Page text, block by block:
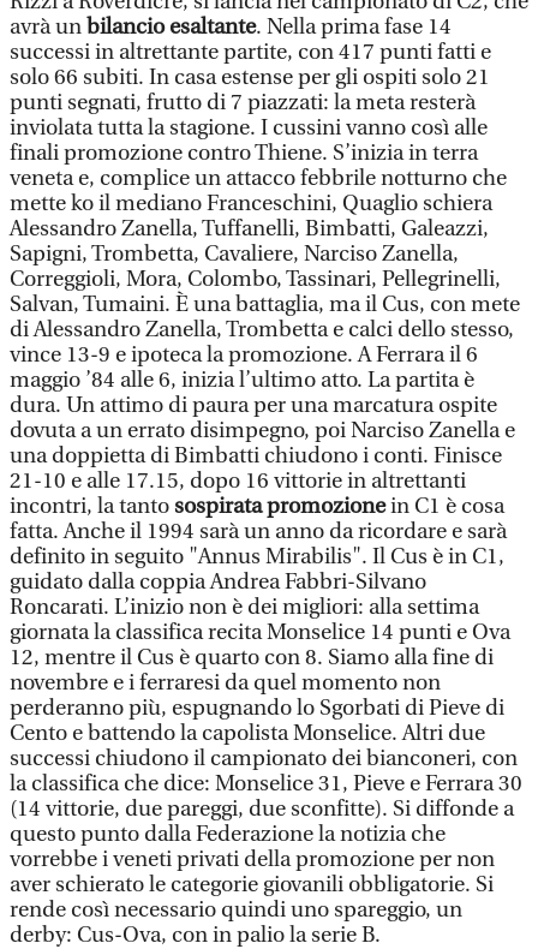
avrà un bilancio esaltante. Nella prima fase 14
successi in altrettante partite, con 417 punti fatti e
solo 66 subiti. In casa estense per gli ospiti solo 21
punti segnati, frutto di 7 piazzati: la meta resterà
inviolata tutta la stagione. I cussini vanno così alle
finali promozione contro Thiene. S’inizia in terra
veneta e, complice un attacco febbrile notturno che
mette ko il mediano Franceschini, Quaglio schiera
Alessandro Zanella, Tuffanelli, Bimbatti, Galeazzi,
Sapigni, Trombetta, Cavaliere, Narciso Zanella,
Correggioli, Mora, Colombo, Tassinari, Pellegrinelli,
Salvan, Tumaini. È una battaglia, ma il Cus, con mete
di Alessandro Zanella, Trombetta e calci dello stesso,
vince 13-9 e ipoteca la promozione. A Ferrara il 6
maggio ’84 alle 6, inizia l’ultimo atto. La partita è
dura. Un attimo di paura per una marcatura ospite
dovuta a un errato disimpegno, poi Narciso Zanella e
una doppietta di Bimbatti chiudono i conti. Finisce
21-10 e alle 17.15, dopo 16 vittorie in altrettanti
incontri, la tantosospirata promozionein C1 è cosa
fatta. Anche il 1994 sarà un anno da ricordare e sarà
definito in seguito "Annus Mirabilis". Il Cus è in C1,
guidato dalla coppia Andrea Fabbri-Silvano
Roncarati. L’inizio non è dei migliori: alla settima
giornata la classifica recita Monselice 14 punti e Ova
12, mentre il Cus è quarto con 8. Siamo alla fine di
novembre e i ferraresi da quel momento non
perderanno più, espugnando lo Sgorbati di Pieve di
Cento e battendo la capolista Monselice. Altri due
successi chiudono il campionato dei bianconeri, con
la classifica che dice: Monselice 31, Pieve e Ferrara 30
(14 vittorie, due pareggi, due sconfitte). Si diffonde a
questo punto dalla Federazione la notizia che
vorrebbe i veneti privati della promozione per non
aver schierato le categorie giovanili obbligatorie. Si
rende così necessario quindi uno spareggio, un
derby: Cus-Ova, con in palio la serie B.